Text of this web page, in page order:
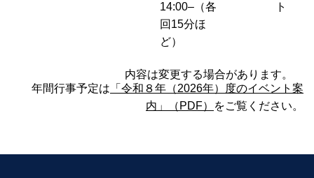
14:00–（各
回15分ほ
ど）
ト
内容は変更する場合があります。
年間行事予定は 「令和８年（2026年）度のイベント案
内」（PDF）
をご覧ください。